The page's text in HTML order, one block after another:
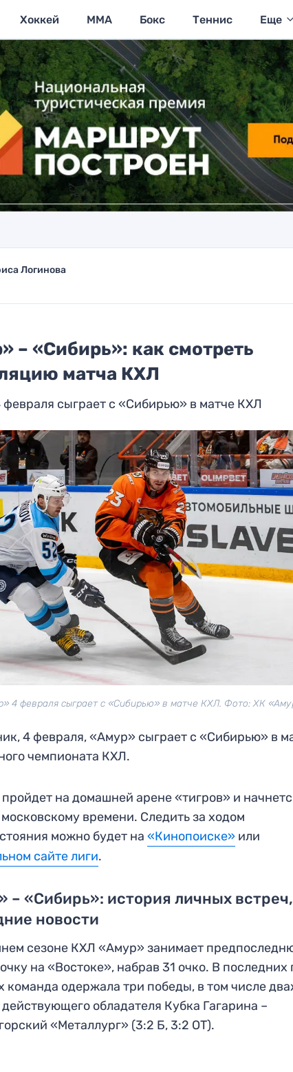
Хоккей MMA Бокс Теннис Еще
Логинова
– «Сибирь»: как смотреть
матча КХЛ
сыграет с «Сибирью» в матче КХЛ
4 февраля сыграет с «Сибирью» в матче КХЛ. Фото: ХК
4 февраля, «Амур» сыграет с «Сибирью» в
чемпионата КХЛ.
на домашней арене «тигров» и
времени. Следить за ходом
можно будет на«Кинопоиске» или
сайте лиги.
– «Сибирь»: история личных встреч,
новости
сезоне КХЛ «Амур» занимает
на «Востоке», набрав 31 очко. В последних
команда одержала три победы, в том числе
обладателя Кубка Гагарина –
«Металлург» (3:2 Б, 3:2 ОТ).